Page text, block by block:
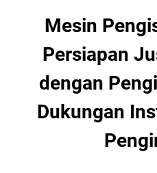
Mesin
Persiapan
dengan
Dukungan